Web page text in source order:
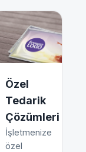
Özel
Tedarik
Çözümleri
İşletmenize
özel